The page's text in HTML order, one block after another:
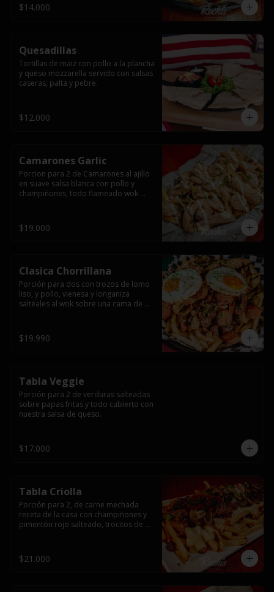
$14.000
Quesadillas
Tortillas de maiz con pollo a la plancha
y queso mozzarella servido con salsas
caseras, palta y pebre.
$12.000
Camarones Garlic
Porcion para 2 de Camarones al ajillo
en suave salsa blanca con pollo y
champiñones, todo flameado wok
$19.000
Clasica Chorrillana
Porción para dos con trozos de lomo
liso, y pollo, vienesa y longaniza
saltéales al wok sobre una cama de
$19.990
Tabla Veggie
Porción para 2 de verduras salteadas
sobre papas fritas y todo cubierto con
nuestra salsa de queso.
$17.000
Tabla Criolla
Porción para 2, de carne mechada
receta de la casa con champiñones y
pimentón rojo salteado, trocitos de
papas fritas.
$21.000